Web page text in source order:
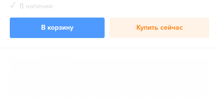
В наличии
В корзину Купить сейчас